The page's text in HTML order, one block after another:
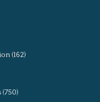
(162)
(750)